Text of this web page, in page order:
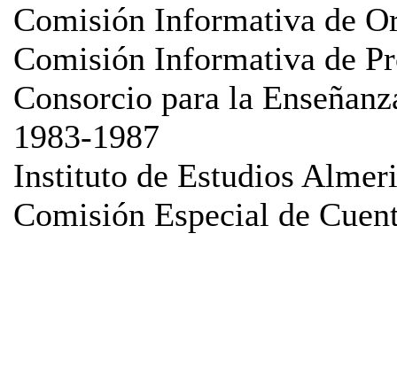
Comisión Informativa de
Comisión Informativa de
Consorcio para la
1983-1987
Instituto de Estudios
Comisión Especial de